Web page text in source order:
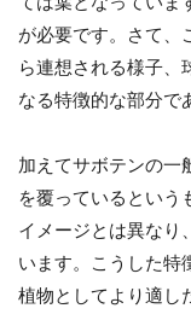
が必要です。さて、
ら連想される様子、
なる特徴的な部分で
加えてサボテンの一
を覆っているという
イメージとは異なり
います。こうした特
植物としてより適し